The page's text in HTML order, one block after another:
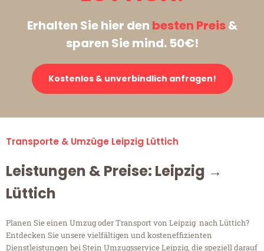
Erhalten Sie hier den besten Preis&
sparen Sie mind. 50€!
Kostenlos & unverbindlich anfragen!
Transporte & Umzüge Leipzig Lüttich
Leistungen & Preise: Leipzig →
Lüttich
Planen Sie einen Umzug oder Transport von Leipzig nach Lüttich?
Entdecken Sie unsere vielfältigen und kosteneffizienten
Dienstleistungen bei Stein Umzugsservice Leipzig, die speziell darauf